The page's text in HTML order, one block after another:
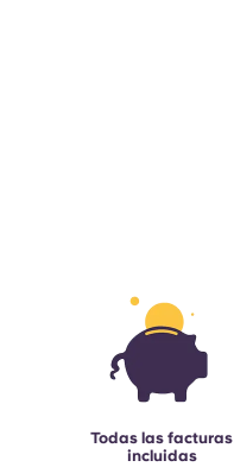
Todas las facturas
incluidas